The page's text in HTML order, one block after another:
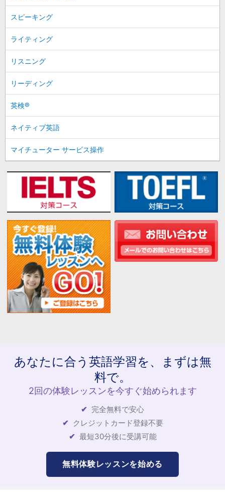
スピーキング
ライティング
リスニング
リーディング
英検®
ネイティブ英語
マイチューター サービス操作
あなたに合う英語学習を、まずは無
料で。
2回の体験レッスンを今すぐ始められます
完全無料で安心
クレジットカード登録不要
最短30分後に受講可能
無料体験レッスンを始める